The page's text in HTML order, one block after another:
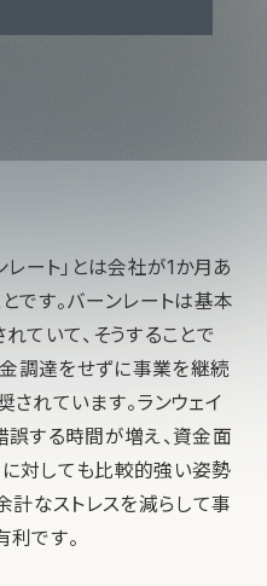
レート」とは会社が1か月あ
です。バーンレートは基本
ていて、そうすることで
金調達をせずに事業を継続
れています。ランウェイ
誤する時間が増え、資金面
対しても比較的強い姿勢
計なストレスを減らして事
です。